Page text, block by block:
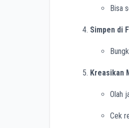
Bisa
Simpen di
Kreasikan
Olah
Cek